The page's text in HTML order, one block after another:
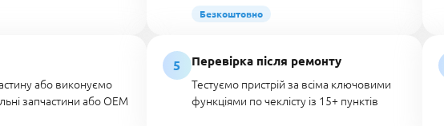
Безкоштовно
або виконуємо
запчастини або OEM
5
Перевірка після ремонту
Тестуємо пристрій за всіма ключовими
функціями по чеклісту із 15+ пунктів